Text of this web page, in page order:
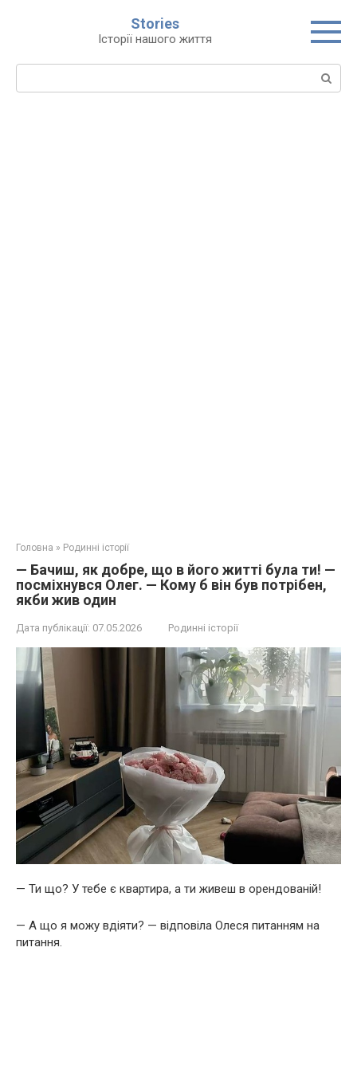
Stories
Історії нашого життя
Пошук:
Головна » Родинні історії
— Бачиш, як добре, що в його житті була ти! —
посміхнувся Олег. — Кому б він був потрібен,
якби жив один
Дата публікації: 07.05.2026 Родинні історії
— Ти що? У тебе є квартира, а ти живеш в орендованій!
— А що я можу вдіяти? — відповіла Олеся питанням на
питання.